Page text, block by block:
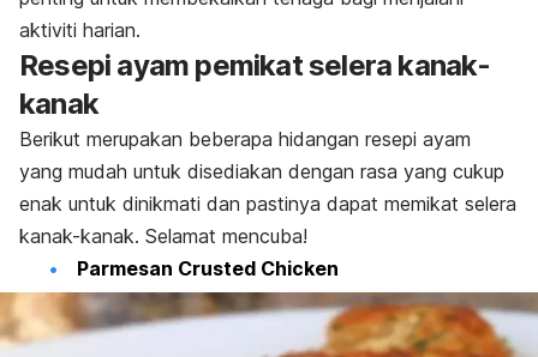
aktiviti harian.
Resepi ayam pemikat selera kanak-
kanak
Berikut merupakan beberapa hidangan resepi ayam
yang mudah untuk disediakan dengan rasa yang cukup
enak untuk dinikmati dan pastinya dapat memikat selera
kanak-kanak. Selamat mencuba!
Parmesan Crusted Chicken